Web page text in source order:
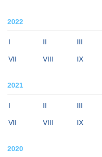
2022
I II III
VII VIII IX
2021
I II III
VII VIII IX
2020